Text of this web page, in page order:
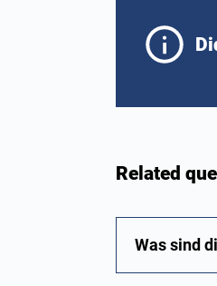
Related
Was sind